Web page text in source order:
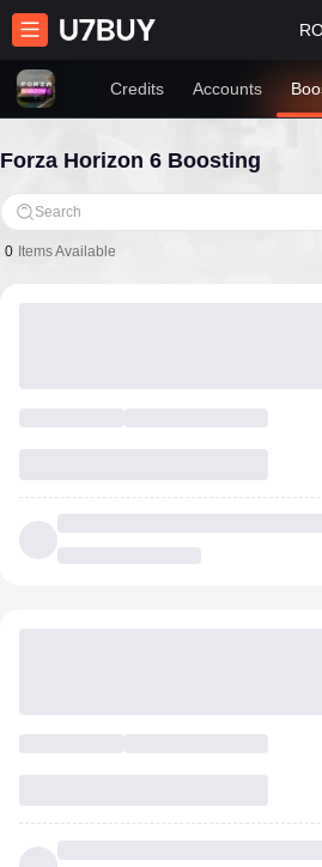
Credits Accounts
Forza Horizon 6 Boosting
Search
0 Items Available